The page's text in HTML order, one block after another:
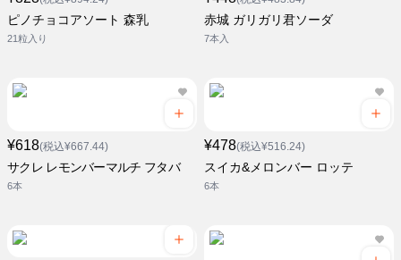
ピノチョコアソート 森乳
21粒入り
赤城 ガリガリ君ソーダ
7本入
¥618(税込¥667.44)
サクレ レモンバーマルチ フタバ
6本
¥478(税込¥516.24)
スイカ&メロンバー ロッテ
6本